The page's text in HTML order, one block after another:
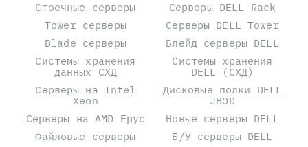
Стоечные серверы
Tower серверы
Blade серверы
Системы хранения
данных СХД
Серверы на Intel
Xeon
Серверы на AMD Epyc
Файловые серверы
Серверы DELL Rack
Серверы DELL Tower
Блейд серверы DELL
Системы хранения
DELL (СХД)
Дисковые полки DELL
JBOD
Новые серверы DELL
Б/У серверы DELL